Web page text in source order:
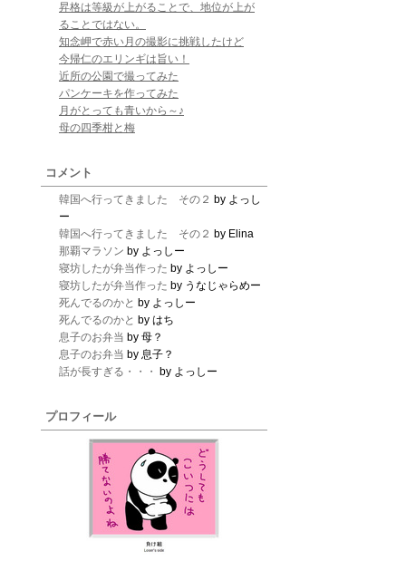
昇格は等級が上がることで、地位が上が
ることではない。
知念岬で赤い月の撮影に挑戦したけど
今帰仁のエリンギは旨い！
近所の公園で撮ってみた
パンケーキを作ってみた
月がとっても青いから～♪
母の四季柑と梅
コメント
韓国へ行ってきました その２ by よっし
ー
韓国へ行ってきました その２ by Elina
那覇マラソン by よっしー
寝坊したが弁当作った by よっしー
寝坊したが弁当作った by うなじゃらめー
死んでるのかと by よっしー
死んでるのかと by はち
息子のお弁当 by 母？
息子のお弁当 by 息子？
話が長すぎる・・・
by よっしー
プロフィール